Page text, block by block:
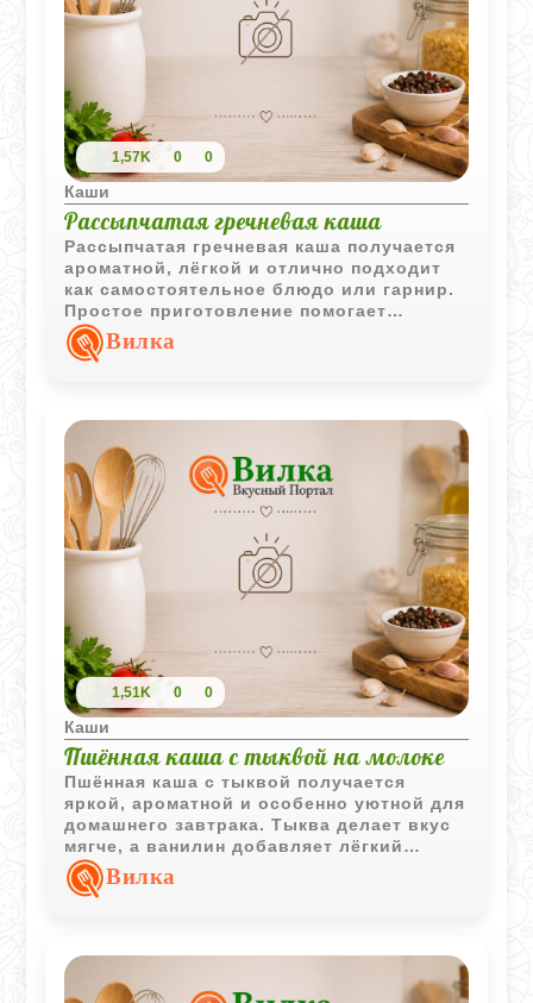
1,57K 0 0
Каши
Рассыпчатая гречневая каша
Рассыпчатая гречневая каша получается
ароматной, лёгкой и отлично подходит
как самостоятельное блюдо или гарнир.
Простое приготовление помогает
сохранить естественный вкус крупы и
приятную текстуру.
Вилка
1,51K 0 0
Каши
Пшённая каша с тыквой на молоке
Пшённая каша с тыквой получается
яркой, ароматной и особенно уютной для
домашнего завтрака. Тыква делает вкус
мягче, а ванилин добавляет лёгкий
сладкий аромат.
Вилка